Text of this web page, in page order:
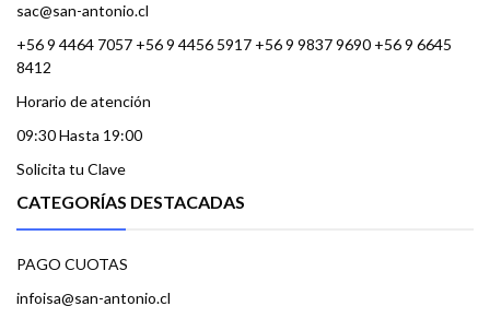
sac@san-antonio.cl
+56 9 4464 7057 +56 9 4456 5917 +56 9 9837 9690 +56 9 6645
8412
Horario de atención
09:30 Hasta 19:00
Solicita tu Clave
CATEGORÍAS DESTACADAS
PAGO CUOTAS
infoisa@san-antonio.cl